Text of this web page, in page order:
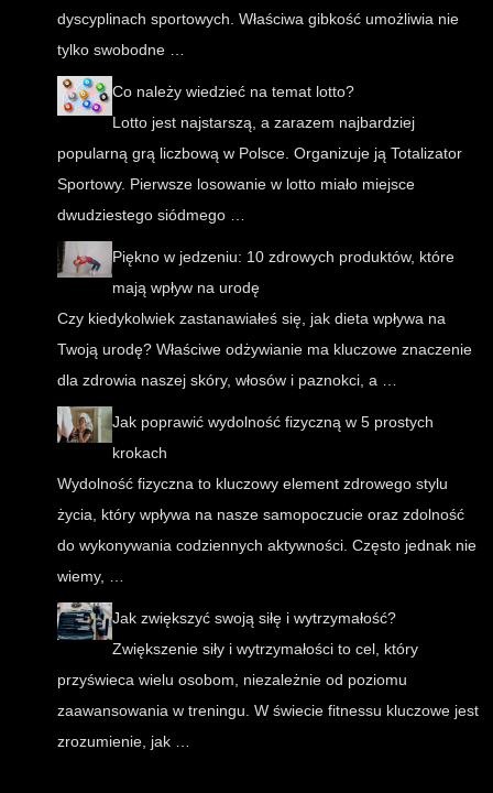
dyscyplinach sportowych. Właściwa gibkość umożliwia nie
tylko swobodne …
Co należy wiedzieć na temat lotto?
Lotto jest najstarszą, a zarazem najbardziej
popularną grą liczbową w Polsce. Organizuje ją Totalizator
Sportowy. Pierwsze losowanie w lotto miało miejsce
dwudziestego siódmego …
Piękno w jedzeniu: 10 zdrowych produktów, które
mają wpływ na urodę
Czy kiedykolwiek zastanawiałeś się, jak dieta wpływa na
Twoją urodę? Właściwe odżywianie ma kluczowe znaczenie
dla zdrowia naszej skóry, włosów i paznokci, a …
Jak poprawić wydolność fizyczną w 5 prostych
krokach
Wydolność fizyczna to kluczowy element zdrowego stylu
życia, który wpływa na nasze samopoczucie oraz zdolność
do wykonywania codziennych aktywności. Często jednak nie
wiemy, …
Jak zwiększyć swoją siłę i wytrzymałość?
Zwiększenie siły i wytrzymałości to cel, który
przyświeca wielu osobom, niezależnie od poziomu
zaawansowania w treningu. W świecie fitnessu kluczowe jest
zrozumienie, jak …